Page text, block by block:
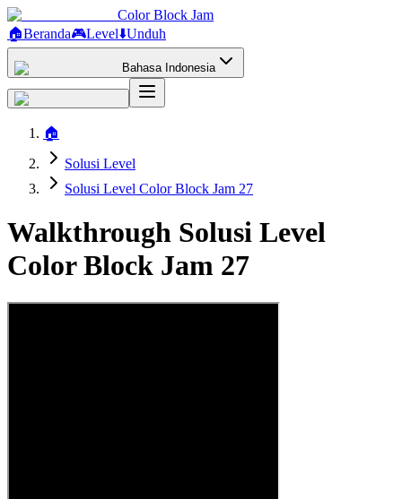
Color Block Jam
🏠Beranda🎮Level⬇️Unduh
Bahasa Indonesia
🏠
Solusi Level
Solusi Level Color Block Jam 27
Walkthrough Solusi Level
Color Block Jam 27